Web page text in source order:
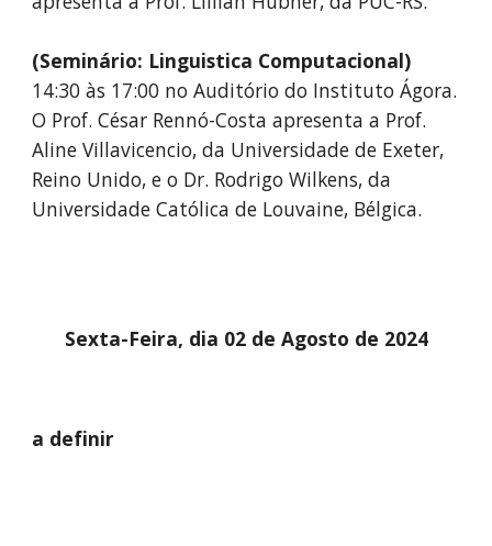
(Seminário: Linguistica Computacional)
14:30 às 17:00 no Auditório do Instituto Ágora.
O Prof.César Rennó-Costa apresenta a Prof.
Aline Villavicencio, da Universidade de Exeter,
Reino Unido, e o Dr. Rodrigo Wilkens,da
Universidade Católica de Louvaine, Bélgica.
Sexta-Feira, dia 02de Agosto de 2024
a definir